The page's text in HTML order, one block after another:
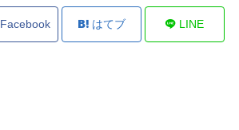
Facebook はてブ LINE